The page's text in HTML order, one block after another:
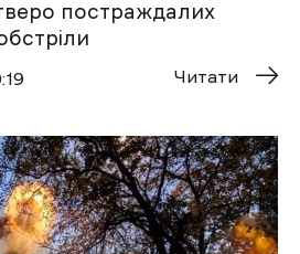
постраждалих
Читати